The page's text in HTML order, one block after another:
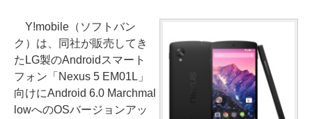
Y!mobile（ソフトバン
ク）は、同社が販売してき
たLG製のAndroidスマート
フォン「Nexus 5 EM01L」
向けにAndroid 6.0 Marchmal
lowへのOSバージョンアッ